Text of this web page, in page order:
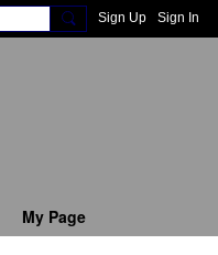
Sign Up Sign In
My Page